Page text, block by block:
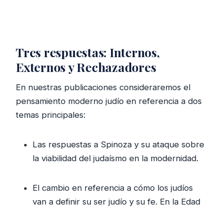
Tres respuestas: Internos,
Externos y Rechazadores
En nuestras publicaciones consideraremos el
pensamiento moderno judío en referencia a dos
temas principales:
Las respuestas a Spinoza y su ataque sobre
la viabilidad del judaísmo en la modernidad.
El cambio en referencia a cómo los judíos
van a definir su ser judío y su fe. En la Edad